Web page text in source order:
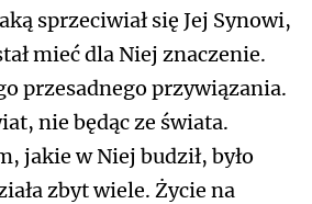
sprzeciwiał się Jej Synowi,
mieć dla Niej znaczenie.
przesadnego przywiązania.
nie będąc ze świata.
jakie w Niej budził, było
zbyt wiele. Życie na